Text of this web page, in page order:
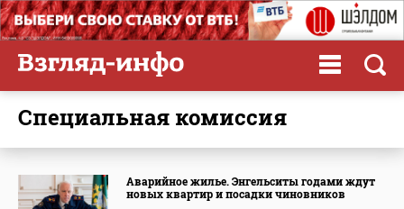
специальная комиссия
Аварийное жилье. Энгельситы годами ждут
новых квартир и посадки чиновников